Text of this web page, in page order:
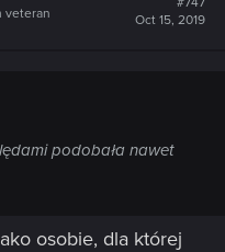
veteran
Oct 15, 2019
podobała nawet
osobie, dla której